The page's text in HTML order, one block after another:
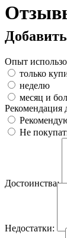
Опыт
только
неделю
месяц и
Рекомендация
Не
Достоинства:
Недостатки: